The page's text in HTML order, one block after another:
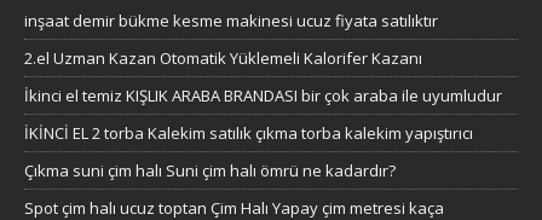
inşaat demir bükme kesme makinesi ucuz fiyata satılıktır
2.el Uzman Kazan Otomatik Yüklemeli Kalorifer Kazanı
İkinci el temiz KIŞLIK ARABA BRANDASI bir çok araba ile uyumludur
İKİNCİ EL 2 torba Kalekim satılık çıkma torba kalekim yapıştırıcı
Çıkma suni çim halı Suni çim halı ömrü ne kadardır?
Spot çim halı ucuz toptan Çim Halı Yapay çim metresi kaça